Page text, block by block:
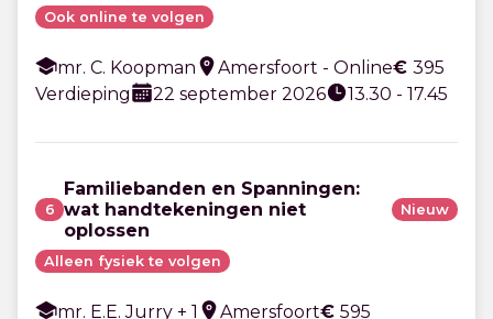
Ook online te volgen
mr. C. Koopman Amersfoort - Online€ 395
Verdieping
22 september 2026 13.30 - 17.45
6
Familiebanden en Spanningen:
wat handtekeningen niet
oplossen
Nieuw
Alleen fysiek te volgen
mr. E.E. Jurry + 1 Amersfoort€ 595